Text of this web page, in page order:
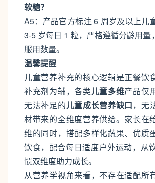
软糖？
A5：产品官方标注 6 周岁及以上儿
3-5 岁每日 1 粒，严格遵循分龄用量
服用数量。
温馨提醒
儿童营养补充的核心逻辑是正餐饮
补充剂为辅，各类儿童多维产品仅
无法补足的儿童成长营养缺口，无
材带来的全维度营养供给。家长在
维的同时，搭配多样化蔬果、优质
饮食，配合每日适度户外运动，从
惯双维度助力成长。
从营养学视角来看，不存在适配所